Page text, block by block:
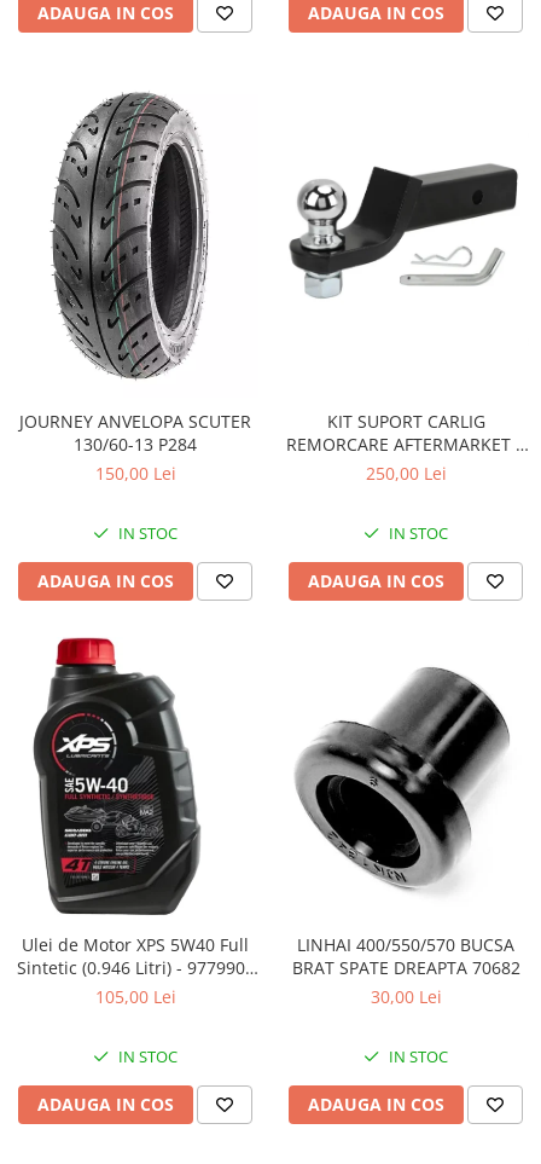
Pompa Presiune
Sistem Alimentare
Sonda Combustibil
CFMOTO
Linhai
Piese Snowmobil
Plastice
Aparatoare
Cleme
Sistem de Răcire
Pompe Apa
Radiatoare
ADAUGA IN COS ADAUGA IN COS
JOURNEY ANVELOPA SCUTER
130/60-13 P284
150,00 Lei
IN STOC
ADAUGA IN COS
KIT SUPORT CARLIG
REMORCARE AFTERMARKET 2
INCH CU BILA SI STIFT 3.4
250,00 Lei
IN STOC
ADAUGA IN COS
Ulei de Motor XPS 5W40 Full
Sintetic (0.946 Litri) - 9779900
CAN AM
105,00 Lei
IN STOC
ADAUGA IN COS
LINHAI 400/550/570 BUCSA
BRAT SPATE DREAPTA 70682
30,00 Lei
IN STOC
ADAUGA IN COS